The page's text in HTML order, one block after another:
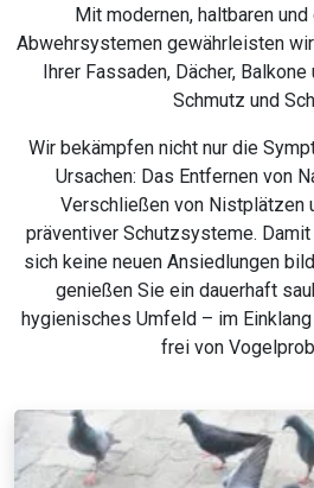
Mit modernen, haltbaren
Abwehrsystemen gewährleisten
Ihrer Fassaden, Dächer,
Schmutz und
Wir bekämpfen nicht nur die
Ursachen: Das Entfernen von
Verschließen von Nistplätzen
präventiver Schutzsysteme.
sich keine neuen Ansiedlungen
genießen Sie ein dauerhaft
hygienisches Umfeld – im
frei von